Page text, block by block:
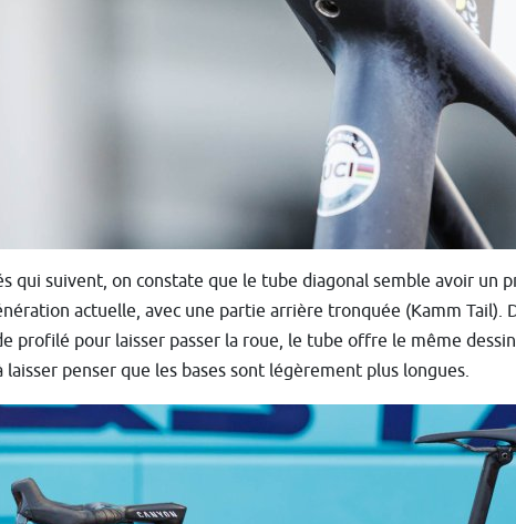
qui suivent, on constate que le tube diagonal semble avoir un
actuelle, avec une partie arrière tronquée (Kamm Tail).
profilé pour laisser passer la roue, le tube offre le même
laisser penser que les bases sont légèrement plus longues.